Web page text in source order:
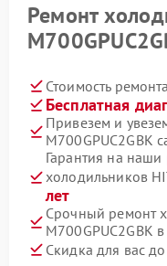
Ремонт
Стоимость ремонта
Бесплатная
Привезем и
M700GPUC2GBK
Гарантия на
холодильников
лет
Срочный ремонт
M700GPUC2GBK
Скидка для вас до